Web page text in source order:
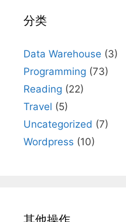
分类
Data Warehouse (3)
Programming (73)
Reading (22)
Travel (5)
Uncategorized (7)
Wordpress (10)